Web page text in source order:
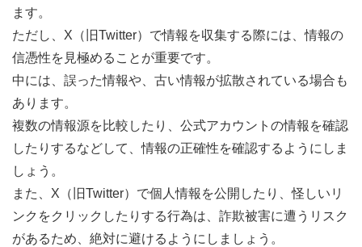
ます。
ただし、X（旧Twitter）で情報を収集する際には、情報の
信憑性を見極めることが重要です。
中には、誤った情報や、古い情報が拡散されている場合も
あります。
複数の情報源を比較したり、公式アカウントの情報を確認
したりするなどして、情報の正確性を確認するようにしま
しょう。
また、X（旧Twitter）で個人情報を公開したり、怪しいリ
ンクをクリックしたりする行為は、詐欺被害に遭うリスク
があるため、絶対に避けるようにしましょう。